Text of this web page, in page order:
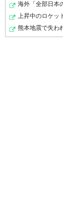
ヴィッセル
ル神戸最強
354U-名無しさん 2020/
今日は危うい所も
てたのが評価高いな